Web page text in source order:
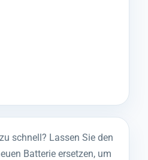
schnell? Lassen Sie den
Batterie ersetzen, um